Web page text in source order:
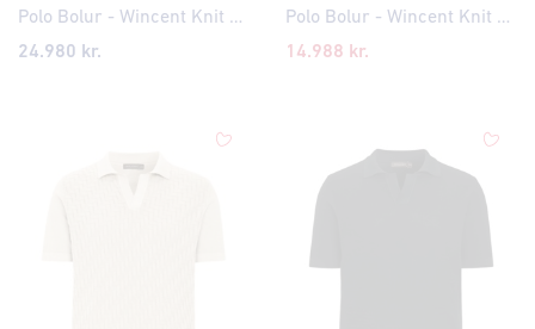
Polo Bolur - Wincent Knit Cross Pattern
24.980 kr.
Polo Bolur - Wincent Knit Cross Pattern
14.988 kr.